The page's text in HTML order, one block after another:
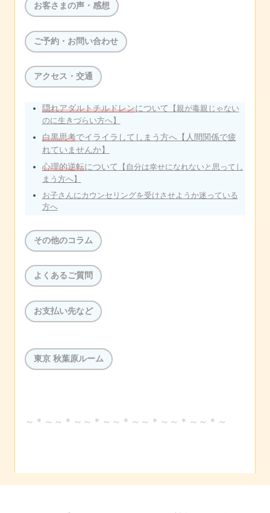
お客さまの声・感想
ご予約・お問い合わせ
アクセス・交通
隠れアダルトチルドレンについて
【親が毒親じゃない
のに生きづらい方へ】
白黒思考でイライラしてしまう方へ【人間関係で疲
れていませんか】
心理的逆転について
【自分は幸せになれないと思ってし
まう方へ】
お子さんにカウンセリングを受けさせようか迷っている
方へ
その他のコラム
よくあるご質問
お支払い先など
東京 秋葉原ルーム
～＊～～＊～～＊～～＊～～＊～～＊～～＊～